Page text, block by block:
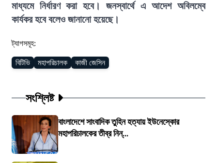
মাধ্যমে নির্ধারণ করা হবে। জনস্বার্থে এ আদেশ অবিলম্বে
কার্যকর হবে বলেও জানানো হয়েছে।
ট্যাগসমূহ:
বিটিভি মহাপরিচালক কাজী জেসিন
সংশ্লিষ্ট
বাংলাদেশে সাংবাদিক তুহিন হত্যায় ইউনেস্কোর
মহাপরিচালকের তীব্র নিন্...